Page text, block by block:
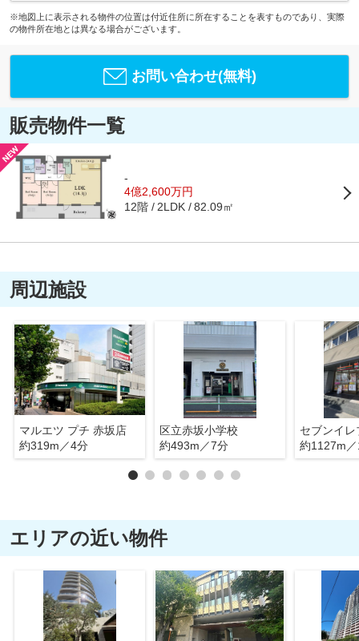
※地図上に表示される物件の位置は付近住所に所在することを表すものであり、実際
の物件所在地とは異なる場合がございます。
お問い合わせ(無料)
販売物件一覧
-
4億2,600万円
12階 2LDK 82.09㎡
周辺施設
マルエツ プチ 赤坂店
約319m／4分
区立赤坂小学校
約493m／7分
約1127m
エリアの近い物件